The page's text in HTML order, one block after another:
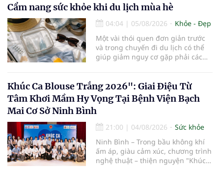
Trường hợp một bệnh nhân 79 tuổi
có khối u tăng gấp đôi kích thước
chỉ sau 4 tháng theo dõi là lời cảnh
báo về sự cần thiết của việc khám
sức khỏe định kỳ, đặc biệt ở người
cao tuổi.
Cẩm nang sức khỏe khi du lịch mùa hè
04:04 | 05/08/2026
Khỏe - Đẹp
Một vài thói quen đơn giản trước
và trong chuyến đi du lịch có thể
giúp giảm nguy cơ gặp phải các
Khúc Ca Blouse Trắng 2026": Giai Điệu Từ
Tâm Khơi Mầm Hy Vọng Tại Bệnh Viện Bạch
Mai Cơ Sở Ninh Bình
21:00 | 04/08/2026
Sức khỏe
Ninh Bình – Trong bầu không khí
ấm áp, giàu cảm xúc, chương trình
nghệ thuật – thiện nguyện "Khúc